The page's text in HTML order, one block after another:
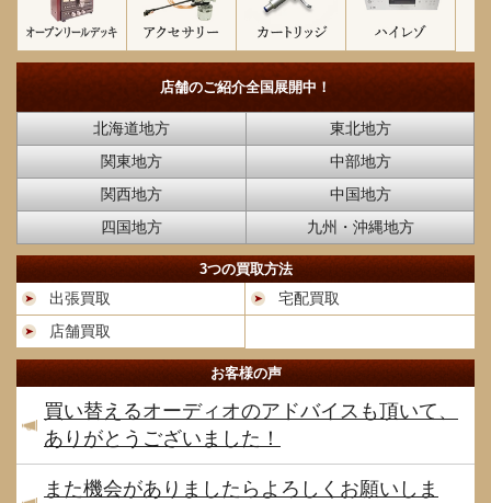
店舗のご紹介全国展開中！
北海道地方
東北地方
関東地方
中部地方
関西地方
中国地方
四国地方
九州・沖縄地方
3つの買取方法
出張買取
宅配買取
店舗買取
お客様の声
買い替えるオーディオのアドバイスも頂いて、
ありがとうございました！
また機会がありましたらよろしくお願いしま